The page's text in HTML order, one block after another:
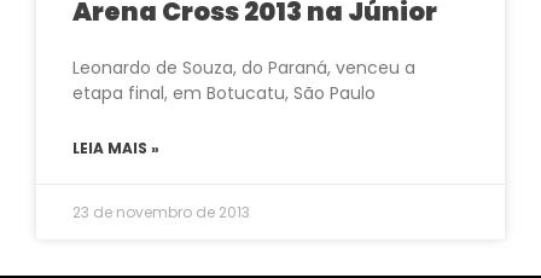
Arena Cross 2013 na Júnior
Leonardo de Souza, do Paraná, venceu a
etapa final, em Botucatu, São Paulo
LEIA MAIS »
23 de novembro de 2013